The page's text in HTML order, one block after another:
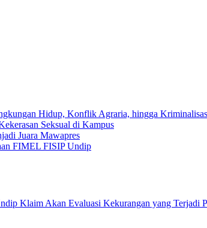
Hidup, Konflik Agraria, hingga
Seksual di Kampus
Juara Mawapres
FIMEL FISIP Undip
Klaim Akan Evaluasi Kekurangan yang Terjadi